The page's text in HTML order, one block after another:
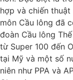
hợp và chiến
môn Cầu lông đã
đoàn Cầu lông
từ Super 100 đến
tại Mỹ và một số
niên như PPA và